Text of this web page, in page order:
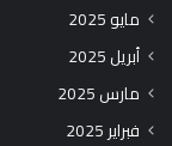
مايو 2025
أبريل 2025
مارس 2025
فبراير 2025